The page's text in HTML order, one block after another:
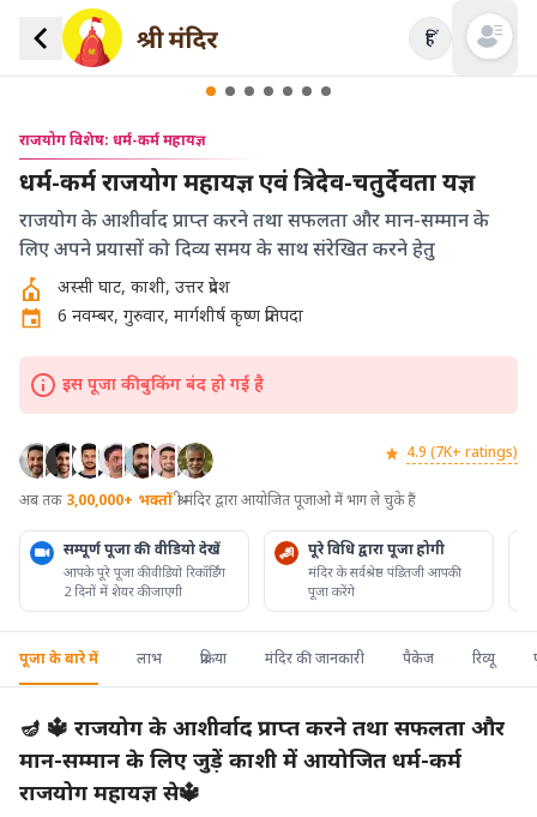
हिं Open
राजयोग विशेष: धर्म-कर्म महायज्ञ
धर्म-कर्म राजयोग महायज्ञ एवं त्रिदेव-चतुर्देवता यज्ञ
राजयोग के आशीर्वाद प्राप्त करने तथा सफलता और मान-सम्मान के
लिए अपने प्रयासों को दिव्य समय के साथ संरेखित करने हेतु
अस्सी घाट, काशी, उत्तर प्रदेश
6 नवम्बर, गुरुवार, मार्गशीर्ष कृष्ण प्रतिपदा
इस पूजा की बुकिंग बंद हो गई है
4.9 (7K+ ratings)
अब तक 3,00,000+ भक्तों श्री मंदिर द्वारा आयोजित पूजाओ में भाग ले चुके हैं
सम्पूर्ण पूजा की वीडियो देखें
आपके पूरे पूजा की वीडियो रिकॉर्डिंग
2 दिनों में शेयर की जाएगी
पूरे विधि द्वारा पूजा होगी
मंदिर के सर्वश्रेष्ठ पंडितजी आपकी
पूजा करेंगे
पूजा के बारे में लाभ प्रक्रिया मंदिर की जानकारी पैकेज रिव्यू
🪔 🔱 राजयोग के आशीर्वाद प्राप्त करने तथा सफलता और
मान-सम्मान के लिए जुड़ें काशी में आयोजित धर्म-कर्म
राजयोग महायज्ञ से🔱